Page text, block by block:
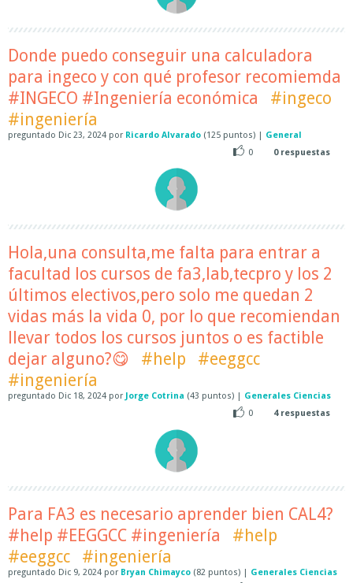
Donde puedo conseguir una calculadora
para ingeco y con qué profesor recomiemda
#INGECO #Ingeniería económica
#ingeco
#ingeniería
preguntado Dic 23, 2024 por Ricardo Alvarado (125 puntos) | General
0
0respuestas
Hola,una consulta,me falta para entrar a
facultad los cursos de fa3,lab,tecpro y los 2
últimos electivos,pero solo me quedan 2
vidas más la vida 0, por lo que recomiendan
llevar todos los cursos juntos o es factible
dejar alguno?😋
#help
#eeggcc
#ingeniería
preguntado Dic 18, 2024 por Jorge Cotrina (43 puntos) | Generales Ciencias
0
4respuestas
Para FA3 es necesario aprender bien CAL4?
#help #EEGGCC #ingeniería
#help
#eeggcc
#ingeniería
preguntado Dic 9, 2024 por Bryan Chimayco (82 puntos) | Generales Ciencias